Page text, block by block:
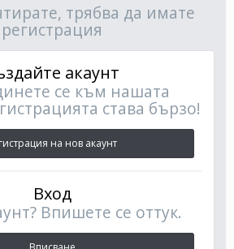
трябва да имате
регистрация
акаунт
се към нашата
става бързо!
на нов акаунт
Вход
Впишете се оттук.